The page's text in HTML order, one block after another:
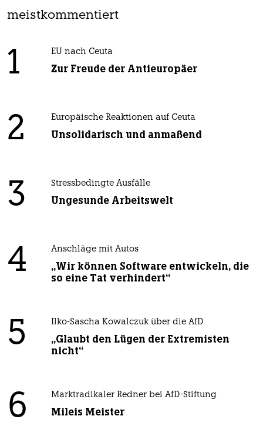
meistkommentiert
1 EU nach Ceuta
Zur Freude der Antieuropäer
2 Europäische Reaktionen auf Ceuta
Unsolidarisch und anmaßend
3 Stressbedingte Ausfälle
Ungesunde Arbeitswelt
4 Anschläge mit Autos
„Wir können Software entwickeln, die
so eine Tat verhindert“
5 Ilko-Sascha Kowalczuk über die AfD
„Glaubt den Lügen der Extremisten
nicht“
6 Marktradikaler Redner bei AfD-Stiftung
Mileis Meister